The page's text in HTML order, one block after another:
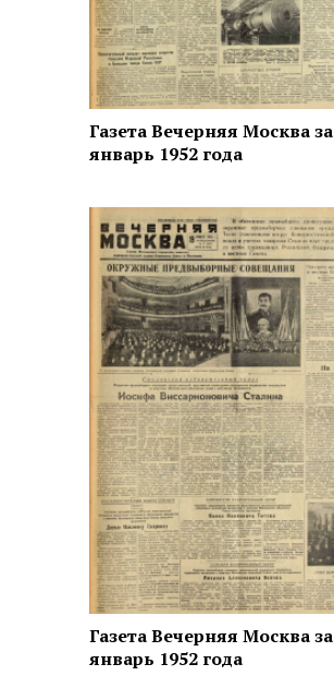
Газета Вечерняя Москва за
январь 1952 года
Газета Вечерняя Москва за
январь 1952 года